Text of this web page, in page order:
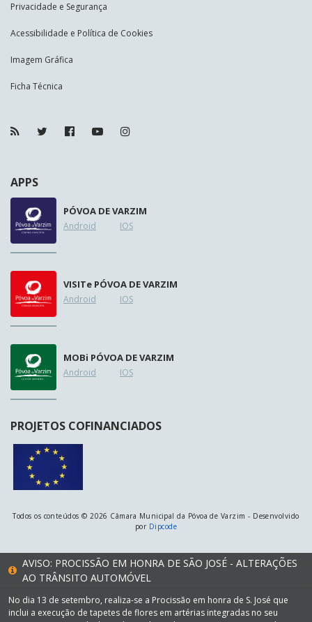
Privacidade e Segurança
Acessibilidade e Política de Cookies
Imagem Gráfica
Ficha Técnica
APPS
PÓVOA DE VARZIM
Android IOS
VISITe PÓVOA DE VARZIM
Android IOS
MOBi PÓVOA DE VARZIM
Android IOS
PROJETOS COFINANCIADOS
Todos os conteúdos © 2026 Câmara Municipal da Póvoa de Varzim - Desenvolvido
por Dipcode
AVISO: PROCISSÃO EM HONRA DE SÃO JOSÉ - ALTERAÇÕES
AO TRÂNSITO AUTOMÓVEL
No dia 13 de setembro, realiza-se a Procissão em honra de S. José que
inclui a execução de tapetes de flores em artérias integradas no seu